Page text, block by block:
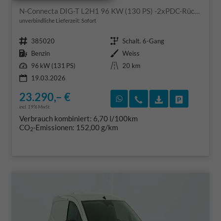
N-Connecta DIG-T L2H1 96 KW (130 PS) -2xPDC-Rückfahrkamera-Klima-Hecktüren-Sofort
unverbindliche Lieferzeit: Sofort
Fahrzeugnr. 385020 Getriebe Schalt. 6-Gang
Kraftstoff Benzin Außenfarbe Weiss
Leistung 96 kW (131 PS) Kilometerstand
20 km
19.03.2026
23.290,– €
incl. 19% MwSt.
Rückruf vereinbaren
Wir rufen Sie an
Verbrauch kombiniert: 6,70 l/100km
CO2-Emissionen: 152,00 g/km